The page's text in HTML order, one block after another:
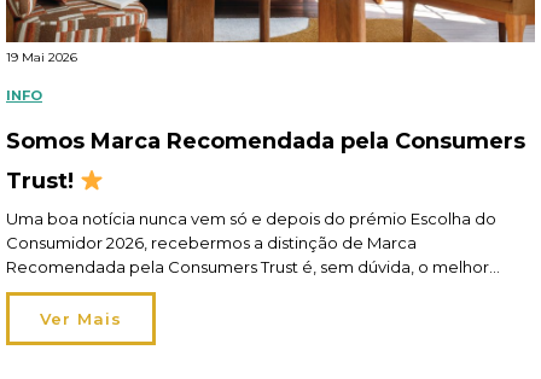
19 Mai 2026
INFO
Somos Marca Recomendada pela Consumers
Trust!
Uma boa notícia nunca vem só e depois do prémio Escolha do
Consumidor 2026, recebermos a distinção de Marca
Recomendada pela Consumers Trust é, sem dúvida, o melhor
elogio! Recomendados por si, pelo segundo ano consecutivo, este
reconhecimento reflete o nosso esforço diário em oferecer-lhe
um apoio de excelência em toda a jornada de compra […]
Ver Mais